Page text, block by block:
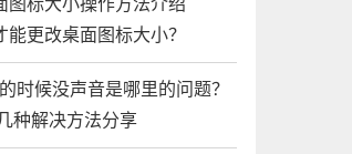
能更改桌面图标大小？
时候没声音是哪里的问题？
种解决方法分享